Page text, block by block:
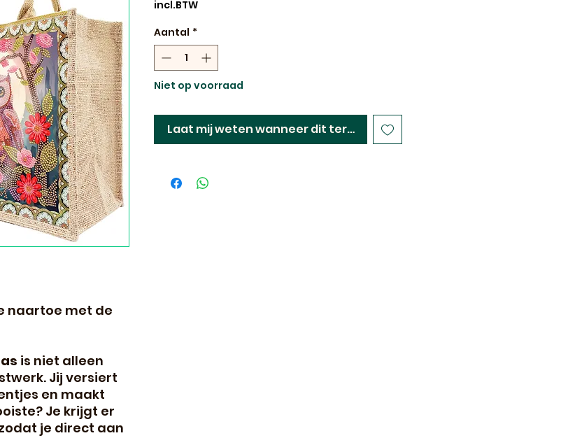
naartoe met de
is niet alleen
Jij versiert
en maakt
Je krijgt er
je direct aan
incl.BTW
Aantal *
Niet op voorraad
Laat mij weten wanneer dit terug op voorraad is